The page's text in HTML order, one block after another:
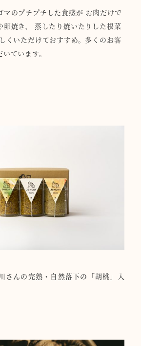
マのプチプチした食感が お肉だけで
卵焼き、 蒸したり焼いたりした根菜
くいただけておすすめ。多くのお客
ています。
さんの完熟・自然落下の「胡桃」入